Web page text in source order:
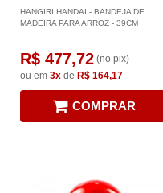
HANGIRI HANDAI - BANDEJA DE
MADEIRA PARA ARROZ - 39CM
R$ 477,72 (no pix)
ou em 3x de R$ 164,17
COMPRAR